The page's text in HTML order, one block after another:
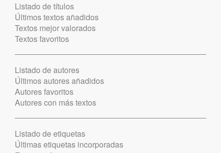
Listado de títulos
Últimos textos añadidos
Textos mejor valorados
Textos favoritos
Listado de autores
Últimos autores añadidos
Autores favoritos
Autores con más textos
Listado de etiquetas
Últimas etiquetas incorporadas